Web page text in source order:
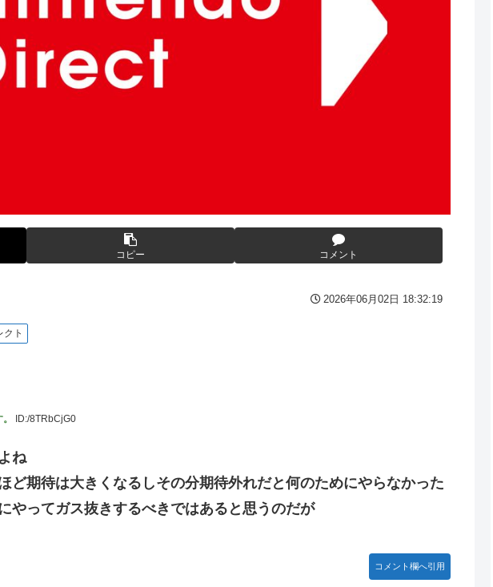
濃いウマ娘からしか得られない栄養素はある
いスピンオフ漫画が連載決定ｗｗｗｗｗｗｗｗｗｗｗｗｗｗｗｗｗｗｗｗｗ
が極悪すぎて5年間の出場停止処分に。
！！！
ジャングリア沖縄ほんとーーーーーーーーにおもんない！！！！」→炎上
の新規いるけど強いの？
チになった男性、とんでもない姿で発見される…怖すぎる…
いの？
したいよな？？？
ｗｗｗｗｗｗｗ 【Pickup07091615】
プリケツ
始まった…
罪者一覧が冗談抜きにレベル高過ぎる件w w w w w w w w w
避ゲーム！フリが露骨すぎる
コピー コメント
2026年06月02日 18:32:19
クト
ID:/8TRbCjG0
ね
ど期待は大きくなるしその分期待外れだと何のためにやらなかった
やってガス抜きするべきではあると思うのだが
コメント欄へ引用